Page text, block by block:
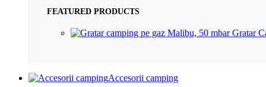
FEATURED PRODUCTS
Gratar
Accesorii camping